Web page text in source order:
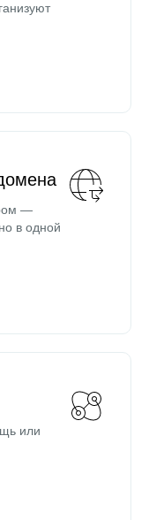
—
в одной
или